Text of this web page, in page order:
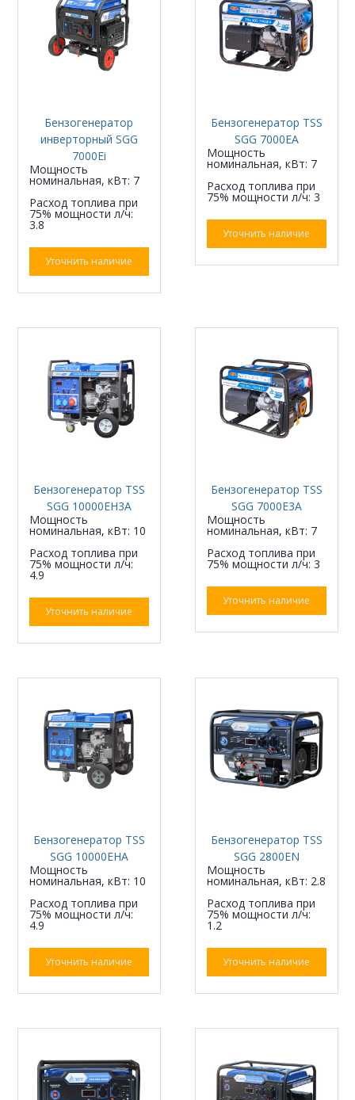
Бензогенератор
инверторный SGG
7000Ei
Мощность
номинальная, кВт: 7
Расход топлива при
75% мощности л/ч:
3.8
Уточнить наличие
Бензогенератор TSS
SGG 7000EA
Мощность
номинальная, кВт: 7
Расход топлива при
75% мощности л/ч: 3
Уточнить наличие
Бензогенератор TSS
SGG 10000EH3A
Мощность
номинальная, кВт: 10
Расход топлива при
75% мощности л/ч:
4.9
Уточнить наличие
Бензогенератор TSS
SGG 7000E3A
Мощность
номинальная, кВт: 7
Расход топлива при
75% мощности л/ч: 3
Уточнить наличие
Бензогенератор TSS
SGG 10000EHA
Мощность
номинальная, кВт: 10
Расход топлива при
75% мощности л/ч:
4.9
Уточнить наличие
Бензогенератор TSS
SGG 2800EN
Мощность
номинальная, кВт: 2.8
Расход топлива при
75% мощности л/ч:
1.2
Уточнить наличие